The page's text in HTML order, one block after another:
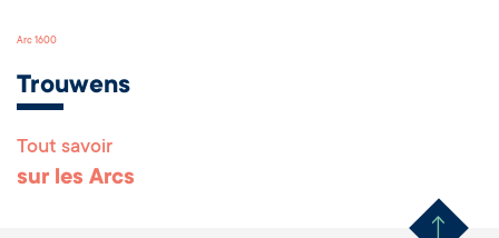
Arc 1600
Trouwens
Tout savoir
sur les Arcs Remonter